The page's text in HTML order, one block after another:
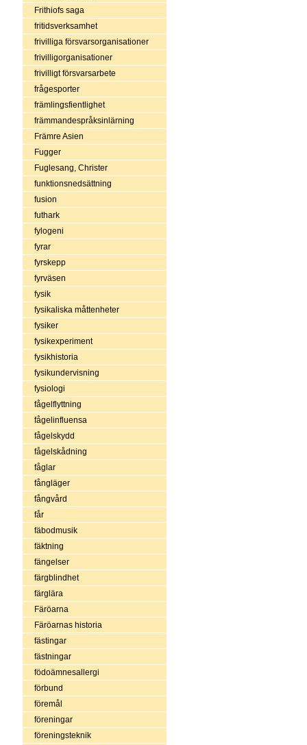
Frithiofs saga
fritidsverksamhet
frivilliga försvarsorganisationer
frivilligorganisationer
frivilligt försvarsarbete
frågesporter
främlingsfientlighet
främmandespråksinlärning
Främre Asien
Fugger
Fuglesang, Christer
funktionsnedsättning
fusion
futhark
fylogeni
fyrar
fyrskepp
fyrväsen
fysik
fysikaliska måttenheter
fysiker
fysikexperiment
fysikhistoria
fysikundervisning
fysiologi
fågelflyttning
fågelinfluensa
fågelskydd
fågelskådning
fåglar
fångläger
fångvård
får
fäbodmusik
fäktning
fängelser
färgblindhet
färglära
Färöarna
Färöarnas historia
fästingar
fästningar
födoämnesallergi
förbund
föremål
föreningar
föreningsteknik